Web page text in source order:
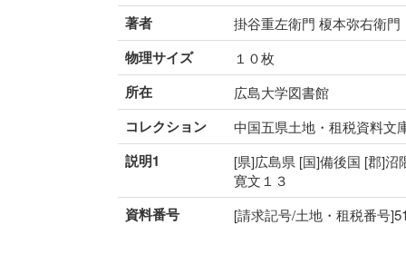
著者 掛谷重左衛門 榎本弥右衛門
物理サイズ １０枚
所在 広島大学図書館
コレクション 中国五県土地・租税資料文
説明1
[県]広島県 [国]備後国 [郡]
寛文１３
資料番号 [請求記号/土地・租税番号